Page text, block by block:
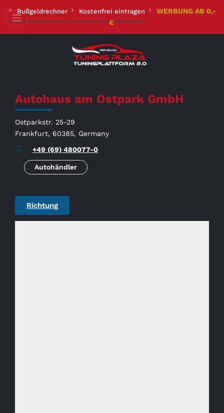
Inhalt
springen
Bußgeldrechner Kostenfrei eintragen
WERBUNG AB 0,-
€
Autohaus am Ostpark GmbH
Ostparkstr. 25-29
Frankfurt, 60385, Germany
+49 (69) 480077-0
Autohändler
Richtung